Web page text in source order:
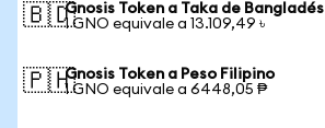
🇧🇩Gnosis Token a Taka de Bangladés
1 GNO equivale a 13.109,49 ৳
🇵🇭Gnosis Token a Peso Filipino
1 GNO equivale a 6448,05 ₱